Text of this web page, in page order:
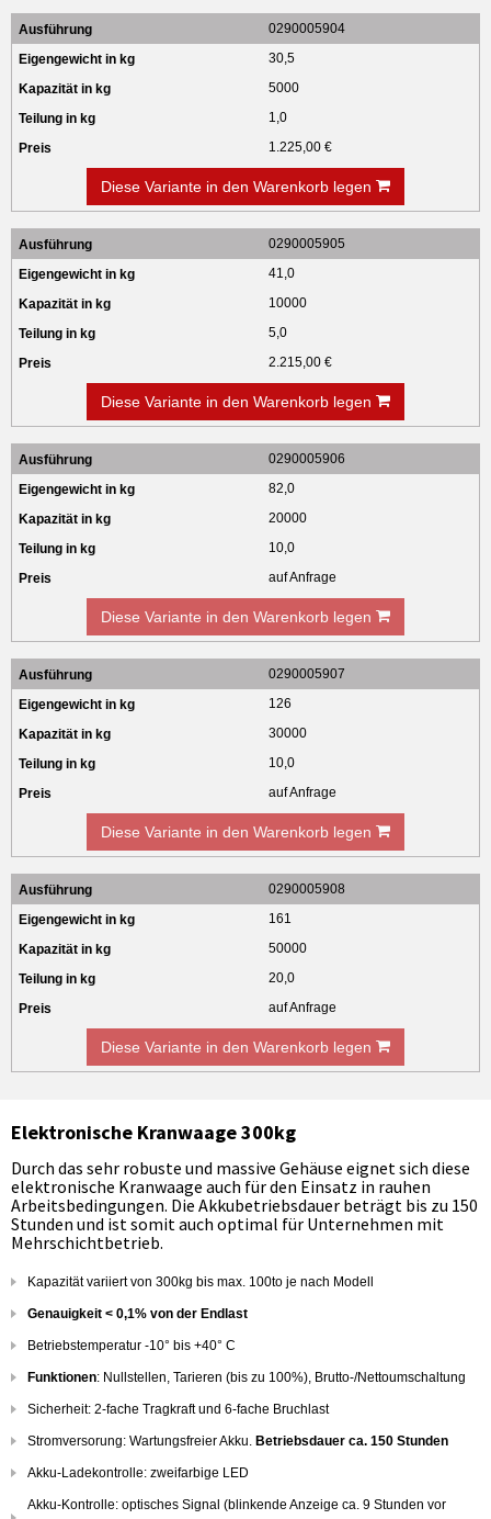
0290005904
30,5
5000
1,0
1.225,00 €
Diese Variante in den Warenkorb legen
0290005905
41,0
10000
5,0
2.215,00 €
Diese Variante in den Warenkorb legen
0290005906
82,0
20000
10,0
auf Anfrage
Diese Variante in den Warenkorb legen
0290005907
126
30000
10,0
auf Anfrage
Diese Variante in den Warenkorb legen
0290005908
161
50000
20,0
auf Anfrage
Diese Variante in den Warenkorb legen
Elektronische Kranwaage 300kg
Durch das sehr robuste und massive Gehäuse eignet sich diese
elektronische Kranwaage auch für den Einsatz in rauhen
Arbeitsbedingungen. Die Akkubetriebsdauer beträgt bis zu 150
Stunden und ist somit auch optimal für Unternehmen mit
Mehrschichtbetrieb.
Kapazität variiert von 300kg bis max. 100to je nach Modell
Genauigkeit < 0,1% von der Endlast
Betriebstemperatur -10° bis +40° C
Funktionen: Nullstellen, Tarieren (bis zu 100%), Brutto-/Nettoumschaltung
Sicherheit: 2-fache Tragkraft und 6-fache Bruchlast
Stromversorung: Wartungsfreier Akku. Betriebsdauer ca. 150 Stunden
Akku-Ladekontrolle: zweifarbige LED
Akku-Kontrolle: optisches Signal (blinkende Anzeige ca. 9 Stunden vor